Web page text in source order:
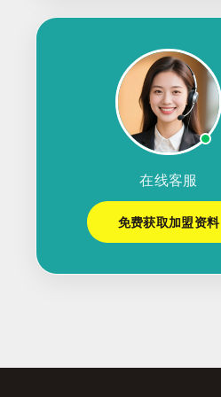
在线客服
免费获取加盟资料